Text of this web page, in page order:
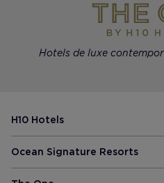
Hotels de luxe
H10 Hotels
Ocean Signature Resorts